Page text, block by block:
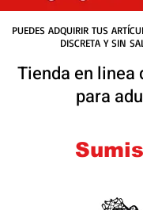
PUEDES ADQUIRIR TUS
DISCRETA Y SIN
Tienda en
para